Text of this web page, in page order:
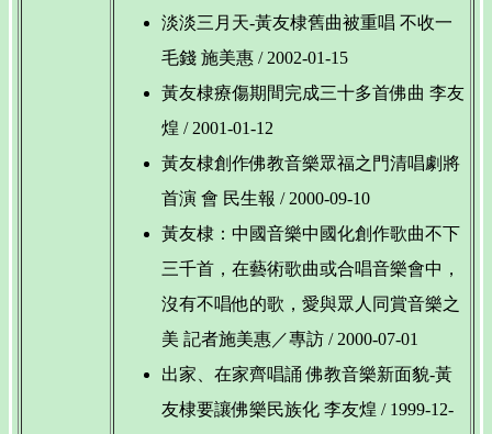
淡淡三月天-黃友棣舊曲被重唱 不收一
毛錢 施美惠 / 2002-01-15
黃友棣療傷期間完成三十多首佛曲 李友
煌 / 2001-01-12
黃友棣創作佛教音樂眾福之門清唱劇將
首演 會 民生報 / 2000-09-10
黃友棣：中國音樂中國化創作歌曲不下
三千首，在藝術歌曲或合唱音樂會中，
沒有不唱他的歌，愛與眾人同賞音樂之
美 記者施美惠／專訪 / 2000-07-01
出家、在家齊唱誦 佛教音樂新面貌-黃
友棣要讓佛樂民族化 李友煌 / 1999-12-